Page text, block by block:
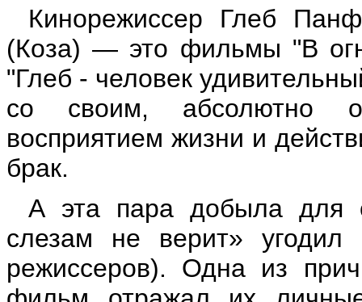
Кинорежиссер Глеб
(Коза) — это фильмы "В
"Глеб - человек
со своим, абсолютно
восприятием жизни и
брак.
А эта пара добыла для
слезам не верит» угодил
режиссеров). Одна из